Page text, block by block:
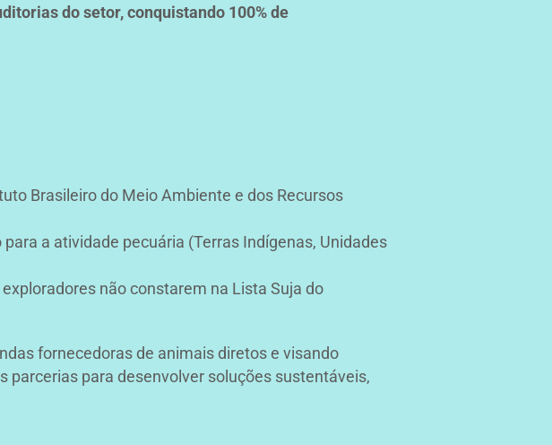
do setor, conquistando 100% de
Brasileiro do Meio Ambiente e dos Recursos
a atividade pecuária (Terras Indígenas, Unidades
não constarem na Lista Suja do
fornecedoras de animais diretos e visando
parcerias para desenvolver soluções sustentáveis,